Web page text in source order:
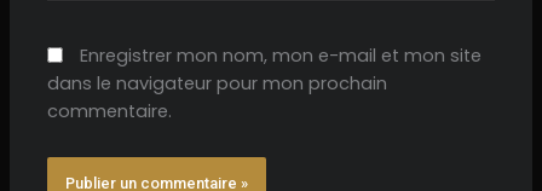
Enregistrer mon nom, mon e-mail et mon site
dans le navigateur pour mon prochain
commentaire.